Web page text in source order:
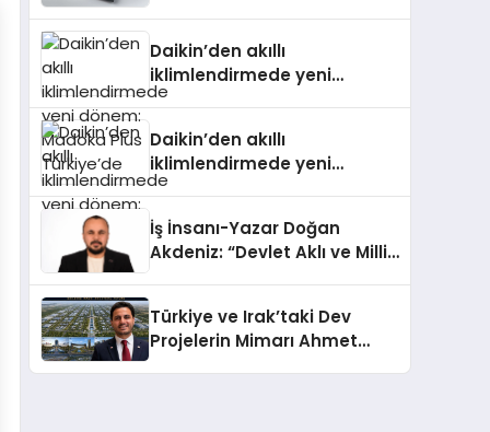
Daikin’den akıllı
iklimlendirmede yeni
dönem: Madoka Plus
Daikin’den akıllı
iklimlendirmede yeni
dönem: Madoka Plus
İş İnsanı-Yazar Doğan
Akdeniz: “Devlet Aklı ve Milli
Türkiye ve Irak’taki Dev
Projelerin Mimarı Ahmet